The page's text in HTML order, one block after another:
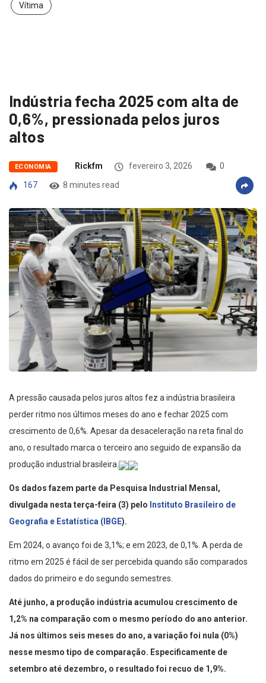
Vítima
Indústria fecha 2025 com alta de
0,6%, pressionada pelos juros
altos
ECONOMIA Rickfm fevereiro 3, 2026
0
167
8 minutes read
A pressão causada pelos juros altos fez a indústria brasileira
perder ritmo nos últimos meses do ano e fechar 2025 com
crescimento de 0,6%. Apesar da desaceleração na reta final do
ano, o resultado marca o terceiro ano seguido de expansão da
produção industrial brasileira.
Os dados fazem parte da Pesquisa Industrial Mensal,
divulgada nesta terça-feira (3) pelo Instituto Brasileiro de
Geografia e Estatística (IBGE).
Em 2024, o avanço foi de 3,1%; e em 2023, de 0,1%. A perda de
ritmo em 2025 é fácil de ser percebida quando são comparados
dados do primeiro e do segundo semestres.
Até junho, a produção indústria acumulou crescimento de
1,2% na comparação com o mesmo período do ano anterior.
Já nos últimos seis meses do ano, a variação foi nula (0%)
nesse mesmo tipo de comparação. Especificamente de
setembro até dezembro, o resultado foi recuo de 1,9%.